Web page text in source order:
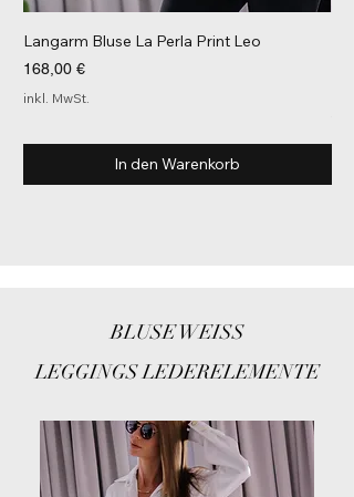
Langarm Bluse La Perla Print Leo
Preis
168,00 €
inkl. MwSt.
In den Warenkorb
BLUSE WEISS
LEGGINGS LEDERELEMENTE